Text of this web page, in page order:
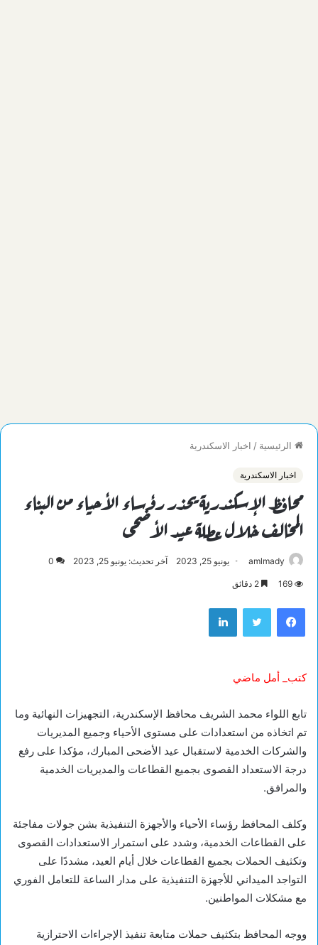
الرئيسية / اخبار الاسكندرية
اخبار الاسكندرية
محافظ الإسكندرية يحذر رؤساء الأحياء من البناء
المخالف خلال عطلة عيد الأضحى
amlmady يونيو 25, 2023 آخر تحديث: يونيو 25, 2023 0
169
فيسبوك تويتر لينكدإن
كتب_ أمل ماضي
تابع اللواء محمد الشريف محافظ الإسكندرية، التجهيزات النهائية وما
تم اتخاذه من استعدادات على مستوى الأحياء وجميع المديريات
والشركات الخدمية لاستقبال عيد الأضحى المبارك، مؤكدا على رفع
درجة الاستعداد القصوى بجميع القطاعات والمديريات الخدمية
والمرافق.
وكلف المحافظ رؤساء الأحياء والأجهزة التنفيذية بشن جولات مفاجئة
على القطاعات الخدمية، وشدد على استمرار الاستعدادات القصوى
وتكثيف الحملات بجميع القطاعات خلال أيام العيد، مشددًا على
التواجد الميداني للأجهزة التنفيذية على مدار الساعة للتعامل الفوري
مع مشكلات المواطنين.
ووجه المحافظ بتكثيف حملات متابعة تنفيذ الإجراءات الاحترازية